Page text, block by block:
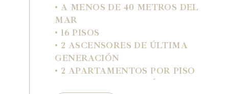
• A MENOS DE 40 METROS DEL
MAR
• 16 PISOS
• 2 ASCENSORES DE ÚLTIMA
GENERACIÓN
• 2 APARTAMENTOS POR PISO